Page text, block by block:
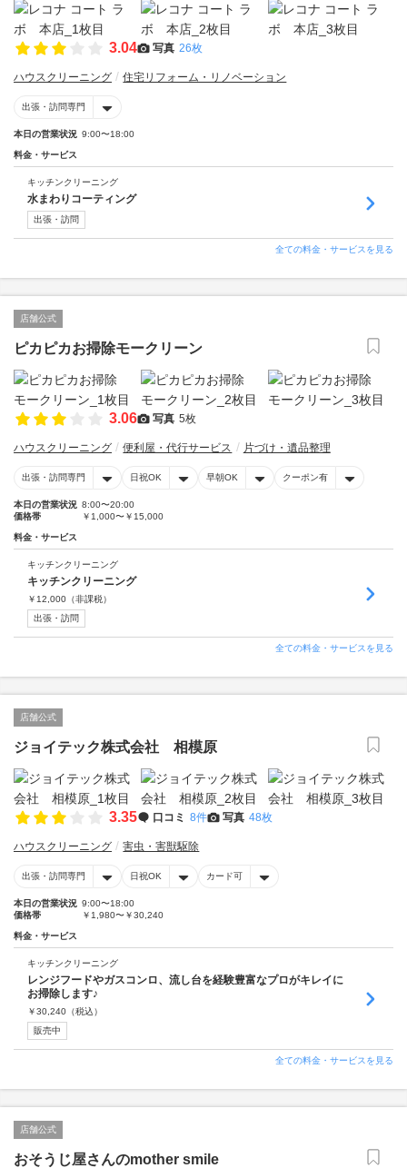
3.04 写真 26枚
ハウスクリーニング 住宅リフォーム・リノベーション
出張・訪問専門
本日の営業状況 9:00〜18:00
料金・サービス
キッチンクリーニング
水まわりコーティング
出張・訪問
全ての料金・サービスを見る
店舗公式
ピカピカお掃除モークリーン
3.06 写真 5枚
ハウスクリーニング 便利屋・代行サービス 片づけ・遺品整理
出張・訪問専門 日祝OK 早朝OK クーポン有
本日の営業状況 8:00〜20:00
価格帯
￥1,000〜￥15,000
料金・サービス
キッチンクリーニング
キッチンクリーニング
￥ 12,000 （非課税）
出張・訪問
全ての料金・サービスを見る
店舗公式
ジョイテック株式会社 相模原
3.35 口コミ 8件 写真 48枚
ハウスクリーニング 害虫・害獣駆除
出張・訪問専門 日祝OK カード可
本日の営業状況 9:00〜18:00
価格帯
￥1,980〜￥30,240
料金・サービス
キッチンクリーニング
レンジフードやガスコンロ、流し台を経験豊富なプロがキレイに
お掃除します♪
￥30,240 （税込）
販売中
全ての料金・サービスを見る
店舗公式
おそうじ屋さんのmother smile